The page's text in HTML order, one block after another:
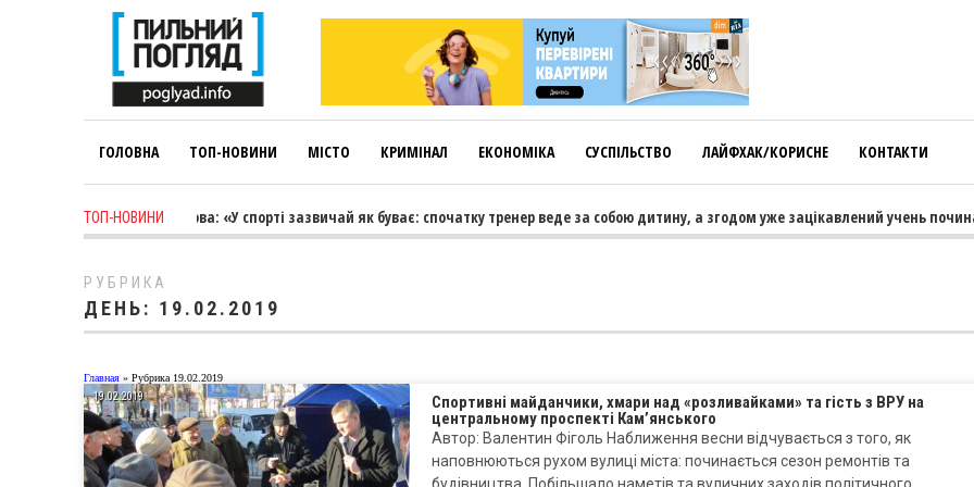
ГОЛОВНА ТОП-НОВИНИ МІСТО КРИМІНАЛ ЕКОНОМІКА СУСПІЛЬСТВО ЛАЙФХАК/КОРИСНЕ КОНТАКТИ
ТОП-НОВИНИ
Лариса Коновалова: «У спорті зазвичай як буває: спочатку тренер веде за собою дитину, а згодом уже зацікавлений учень
РУБРИКА
ДЕНЬ: 19.02.2019
Главная » Рубрика 19.02.2019
19.02.2019
Спортивні майданчики, хмари над «розливайками» та гість з ВРУ на
центральному проспекті Кам’янського
Автор: Валентин Фіголь Наближення весни відчувається з того, як
наповнюються рухом вулиці міста: починається сезон ремонтів та